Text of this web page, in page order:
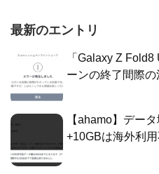
最新のエントリ
「Galaxy Z
ーンの終了間際
【ahamo】デー
+10GBは海外利